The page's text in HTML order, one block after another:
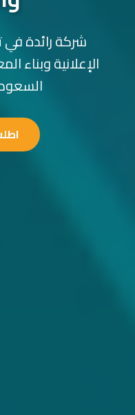
شركة رائدة
الإعلانية وبناء